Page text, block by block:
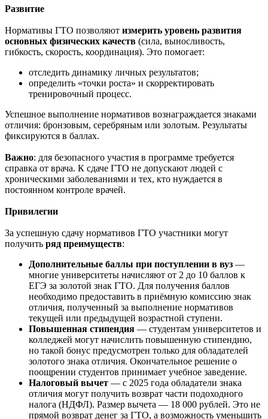
Развитие
Нормативы ГТО позволяют измерить уровень развития
основных физических качеств (сила, выносливость,
гибкость, скорость, координация). Это помогает:
отследить динамику личных результатов;
определить «точки роста» и скорректировать
тренировочный процесс.
Успешное выполнение нормативов вознаграждается знаками
отличия: бронзовым, серебряным или золотым. Результаты
фиксируются в баллах.
Важно: для безопасного участия в программе требуется
справка от врача. К сдаче ГТО не допускают людей с
хроническими заболеваниями и тех, кто нуждается в
постоянном контроле врачей.
Привилегии
За успешную сдачу нормативов ГТО участники могут
получить ряд преимуществ:
Дополнительные баллы при поступлении в вуз —
многие университеты начисляют от 2 до 10 баллов к
ЕГЭ за золотой знак ГТО. Для получения баллов
необходимо предоставить в приёмную комиссию знак
отличия, полученный за выполнение нормативов
текущей или предыдущей возрастной ступени.
Повышенная стипендия — студентам университетов и
колледжей могут начислить повышенную стипендию,
но такой бонус предусмотрен только для обладателей
золотого знака отличия. Окончательное решение о
поощрении студентов принимает учебное заведение.
Налоговый вычет — с 2025 года обладатели знака
отличия могут получить возврат части подоходного
налога (НДФЛ). Размер вычета — 18 000 рублей. Это не
прямой возврат денег за ГТО, а возможность уменьшить